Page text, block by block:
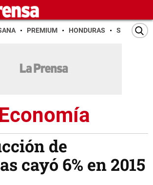
PREMIUM HONDURAS SAN PEDRO
de
cayó 6% en 2015